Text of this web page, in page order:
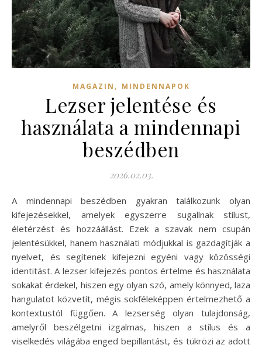
MAGAZIN , MINDENNAPOK
Lezser jelentése és
használata a mindennapi
beszédben
2026.02.03.
A mindennapi beszédben gyakran találkozunk olyan
kifejezésekkel, amelyek egyszerre sugallnak stílust,
életérzést és hozzáállást. Ezek a szavak nem csupán
jelentésükkel, hanem használati módjukkal is gazdagítják a
nyelvet, és segítenek kifejezni egyéni vagy közösségi
identitást. A lezser kifejezés pontos értelme és használata
sokakat érdekel, hiszen egy olyan szó, amely könnyed, laza
hangulatot közvetít, mégis sokféleképpen értelmezhető a
kontextustól függően. A lezserség olyan tulajdonság,
amelyről beszélgetni izgalmas, hiszen a stílus és a
viselkedés világába enged bepillantást, és tükrözi az adott